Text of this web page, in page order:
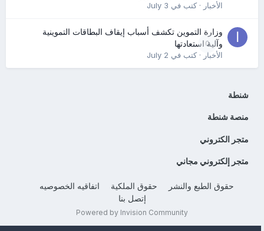
الأخبار· كتب في July 3
0
وزارة التموين تكشف أسباب إيقاف البطاقات التموينية
وآلية استعادتها
الأخبار· كتب في July 2
شنطة
منصة شنطة
متجر الكتروني
متجر إلكتروني مجاني
حقوق الطبع والنشر حقوق الملكية
اتفاقيه الخصوصيه
إتصل بنا
Powered by Invision Community